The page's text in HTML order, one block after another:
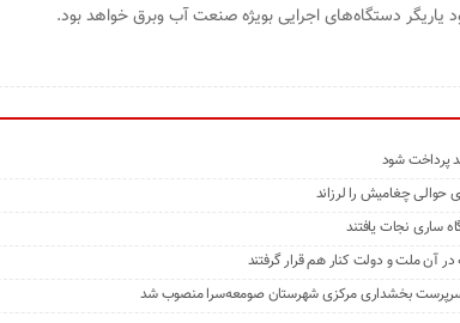
یاریگر دستگاه‌های اجرایی بویژه صنعت آب وبرق خواهد بود.
پرداخت شود
در آن ملت و دولت کنار هم قرار گرفتند
سرپرست بخشداری مرکزی شهرستان صومعه‌سرا منصوب شد